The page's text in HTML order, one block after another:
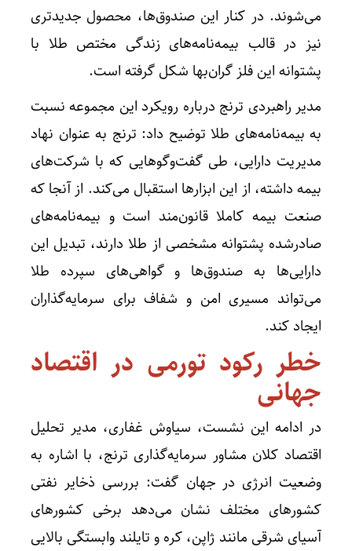
می‌شوند. در کنار این صندوق‌ها، محصول جدیدتری
نیز در قالب بیمه‌نامه‌های زندگی مختص طلا با
پشتوانه این فلز گران‌بها شکل گرفته است.
مدیر راهبردی ترنج درباره رویکرد این مجموعه نسبت
به بیمه‌نامه‌های طلا توضیح داد: ترنج به عنوان نهاد
مدیریت دارایی، طی گفت‌و‌گو‌هایی که با شرکت‌های
بیمه داشته، از این ابزار‌ها استقبال می‌کند. از آنجا که
صنعت بیمه کاملا قانون‌مند است و بیمه‌نامه‌های
صادرشده پشتوانه مشخصی از طلا دارند، تبدیل این
دارایی‌ها به صندوق‌ها و گواهی‌های سپرده طلا
می‌تواند مسیری امن و شفاف برای سرمایه‌گذاران
ایجاد کند.
خطر رکود تورمی در اقتصاد
جهانی
در ادامه این نشست، سیاوش غفاری، مدیر تحلیل
اقتصاد کلان مشاور سرمایه‌گذاری ترنج، با اشاره به
وضعیت انرژی در جهان گفت: بررسی ذخایر نفتی
کشور‌های مختلف نشان می‌دهد برخی کشور‌های
آسیای شرقی مانند ژاپن، کره و تایلند وابستگی بالایی